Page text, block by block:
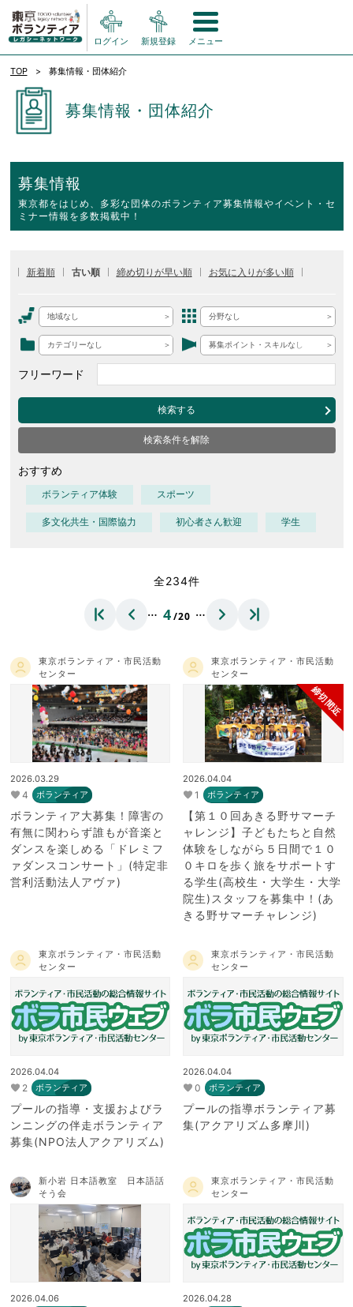
ログイン 新規登録 メニュー
TOP 募集情報・団体紹介
募集情報・団体紹介
募集情報
東京都をはじめ、多彩な団体のボランティア募集情報やイベント・セ
ミナー情報を多数掲載中！
新着順 古い順 締め切りが早い順 お気に入りが多い順
地域なし 分野なし
カテゴリーなし 募集ポイント・スキルなし
フリーワード
検索する
検索条件を解除
おすすめ
ボランティア体験 スポーツ
多文化共生・国際協力 初心者さん歓迎 学生
全234件
… 4/20 …
東京ボランティア・市民活動
センター
2026.03.29
4 ボランティア
ボランティア大募集！障害の
有無に関わらず誰もが音楽と
ダンスを楽しめる「ドレミフ
ァダンスコンサート」(特定非
営利活動法人アヴァ)
東京ボランティア・市民活動
センター
締切間近
2026.04.04
1 ボランティア
【第１０回あきる野サマーチ
ャレンジ】子どもたちと自然
体験をしながら５日間で１０
０キロを歩く旅をサポートす
る学生(高校生・大学生・大学
院生)スタッフを募集中！(あ
きる野サマーチャレンジ)
東京ボランティア・市民活動
センター
2026.04.04
2 ボランティア
プールの指導・支援およびラ
ンニングの伴走ボランティア
募集(NPO法人アクアリズム)
東京ボランティア・市民活動
センター
2026.04.04
0 ボランティア
プールの指導ボランティア募
集(アクアリズム多摩川)
新小岩 日本語教室 日本語話
そう会
2026.04.06
東京ボランティア・市民活動
センター
2026.04.28